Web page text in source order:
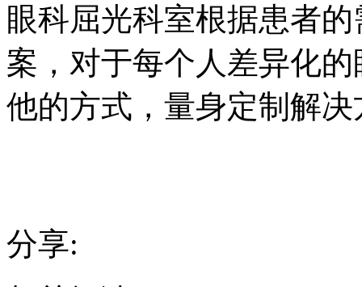
眼科屈光科室根据患者
案，对于每个人差异化
他的方式，量身定制解决
分享: